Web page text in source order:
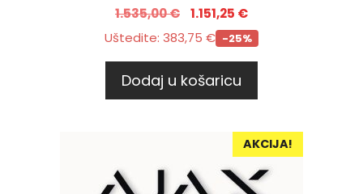
1.535,00€ 1.151,25 €
Uštedite: 383,75 € -25%
Dodaj u košaricu
AKCIJA!